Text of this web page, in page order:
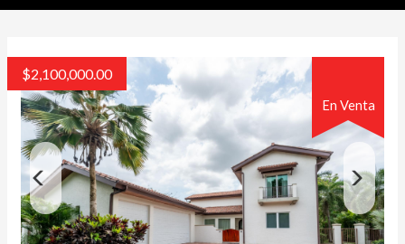
En Venta
$2,100,000.00